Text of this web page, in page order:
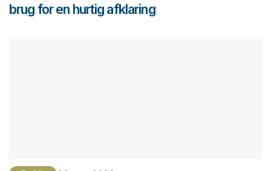
brug for en hurtig afklaring